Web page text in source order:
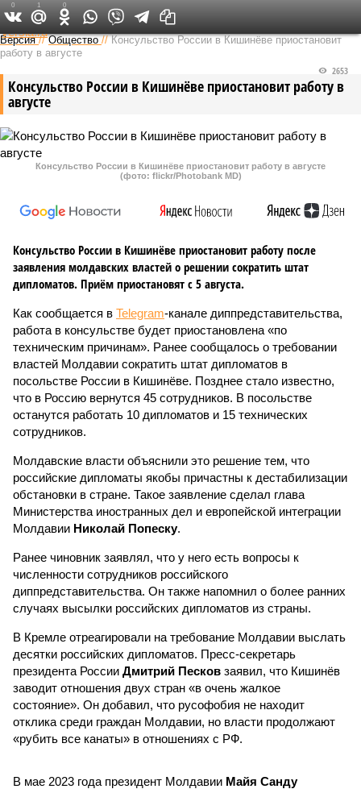
Федеральный выпуск
Версия //Общество //Консульство России в Кишинёве приостановит
работу в августе
Консульство России в Кишинёве приостановит работу в
августе
2653
Консульство России в Кишинёве приостановит работу в августе
(фото: flickr/Photobank MD)
Консульство России в Кишинёве приостановит работу после
заявления молдавских властей о решении сократить штат
дипломатов. Приём приостановят с 5 августа.
Как сообщается в Telegram-канале диппредставительства,
работа в консульстве будет приостановлена «по
техническим причинам». Ранее сообщалось о требовании
властей Молдавии сократить штат дипломатов в
посольстве России в Кишинёве. Позднее стало известно,
что в Россию вернутся 45 сотрудников. В посольстве
останутся работать 10 дипломатов и 15 технических
сотрудников.
Молдавские власти объяснили это решение тем, что
российские дипломаты якобы причастны к дестабилизации
обстановки в стране. Такое заявление сделал глава
Министерства иностранных дел и европейской интеграции
Молдавии Николай Попеску.
Ранее чиновник заявлял, что у него есть вопросы к
численности сотрудников российского
диппредставительства. Он также напомнил о более ранних
случаях высылки российских дипломатов из страны.
В Кремле отреагировали на требование Молдавии выслать
десятки российских дипломатов. Пресс-секретарь
президента России Дмитрий Песков заявил, что Кишинёв
заводит отношения двух стран «в очень жалкое
состояние». Он добавил, что русофобия не находит
отклика среди граждан Молдавии, но власти продолжают
«рубить все канаты» в отношениях с РФ.
В мае 2023 года президент Молдавии Майя Санду
0 1 0